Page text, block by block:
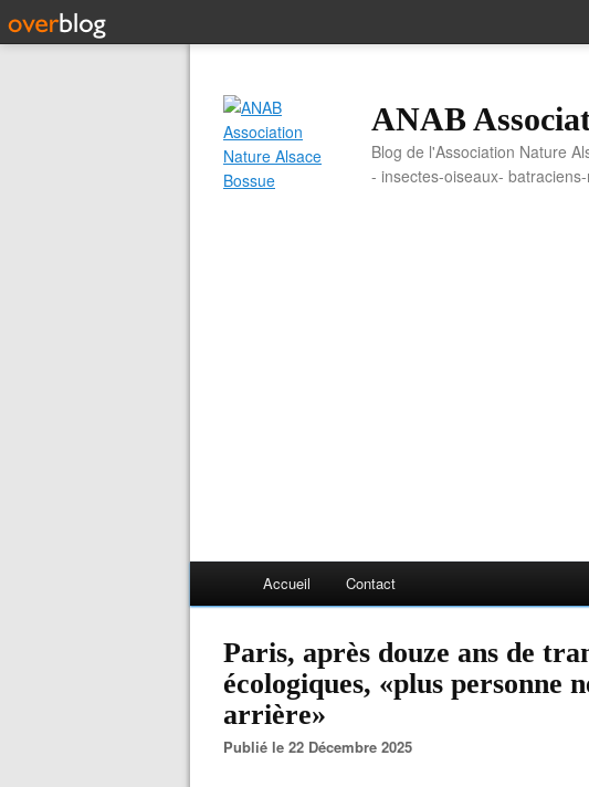
ANAB
Blog de l'Association Nature
- insectes-oiseaux-
Accueil Contact
Paris, après douze ans de
écologiques, «plus personne
arrière»
Publié le 22 Décembre 2025